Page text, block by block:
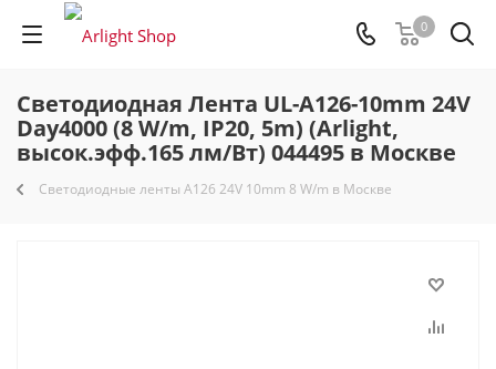
0
Светодиодная Лента UL-A126-10mm 24V
Day4000 (8 W/m, IP20, 5m) (Arlight,
высок.эфф.165 лм/Вт) 044495 в Москве
Светодиодные ленты A126 24V 10mm 8 W/m в Москве